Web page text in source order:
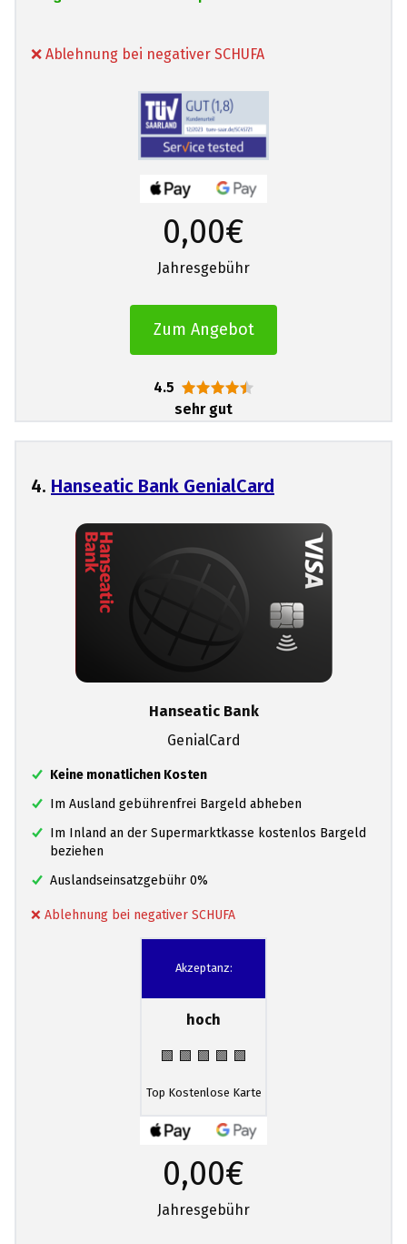
❌ Ablehnung bei negativer SCHUFA
0,00€
Jahresgebühr
Zum Angebot
4.5
sehr gut
4. Hanseatic Bank GenialCard
Hanseatic Bank
GenialCard
Keine monatlichen Kosten
Im Ausland gebührenfrei Bargeld abheben
Im Inland an der Supermarktkasse kostenlos Bargeld
beziehen
Auslandseinsatzgebühr 0%
❌ Ablehnung bei negativer SCHUFA
Akzeptanz:
hoch
🟩 🟩 🟩 🟩 🟩
Top Kostenlose Karte
0,00€
Jahresgebühr